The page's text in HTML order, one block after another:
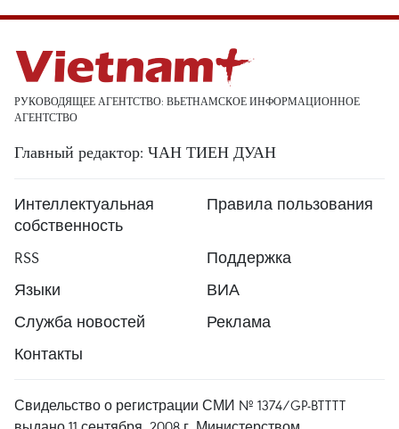
РУКОВОДЯЩЕЕ АГЕНТСТВО: ВЬЕТНАМСКОЕ ИНФОРМАЦИОННОЕ
АГЕНТСТВО
Главный редактор: ЧАН ТИЕН ДУАН
Интеллектуальная
собственность
Правила пользования
RSS
Поддержка
Языки
ВИА
Служба новостей
Реклама
Контакты
Свидельство о регистрации СМИ № 1374/GP-BTTTT